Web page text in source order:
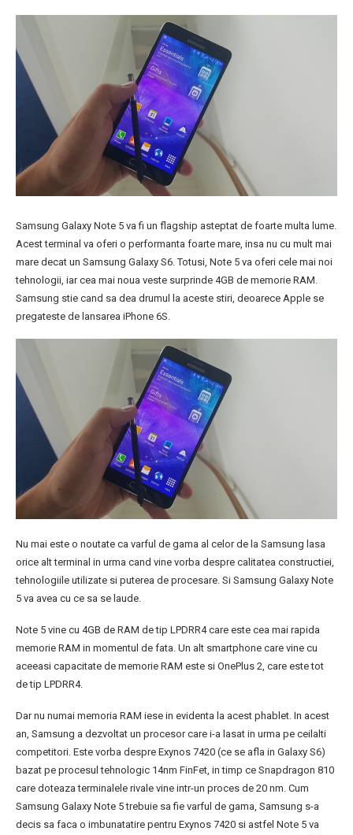
Samsung Galaxy Note 5 va fi un flagship asteptat de foarte multa lume.
Acest terminal va oferi o performanta foarte mare, insa nu cu mult mai
mare decat un Samsung Galaxy S6. Totusi, Note 5 va oferi cele mai noi
tehnologii, iar cea mai noua veste surprinde 4GB de memorie RAM.
Samsung stie cand sa dea drumul la aceste stiri, deoarece Apple se
pregateste de lansarea iPhone 6S.
Nu mai este o noutate ca varful de gama al celor de la Samsung lasa
orice alt terminal in urma cand vine vorba despre calitatea constructiei,
tehnologiile utilizate si puterea de procesare. Si Samsung Galaxy Note
5 va avea cu ce sa se laude.
Note 5 vine cu 4GB de RAM de tip LPDRR4 care este cea mai rapida
memorie RAM in momentul de fata. Un alt smartphone care vine cu
aceeasi capacitate de memorie RAM este si OnePlus 2, care este tot
de tip LPDRR4.
Dar nu numai memoria RAM iese in evidenta la acest phablet. In acest
an, Samsung a dezvoltat un procesor care i-a lasat in urma pe ceilalti
competitori. Este vorba despre Exynos 7420 (ce se afla in Galaxy S6)
bazat pe procesul tehnologic 14nm FinFet, in timp ce Snapdragon 810
care doteaza terminalele rivale vine intr-un proces de 20 nm. Cum
Samsung Galaxy Note 5 trebuie sa fie varful de gama, Samsung s-a
decis sa faca o imbunatatire pentru Exynos 7420 si astfel Note 5 va